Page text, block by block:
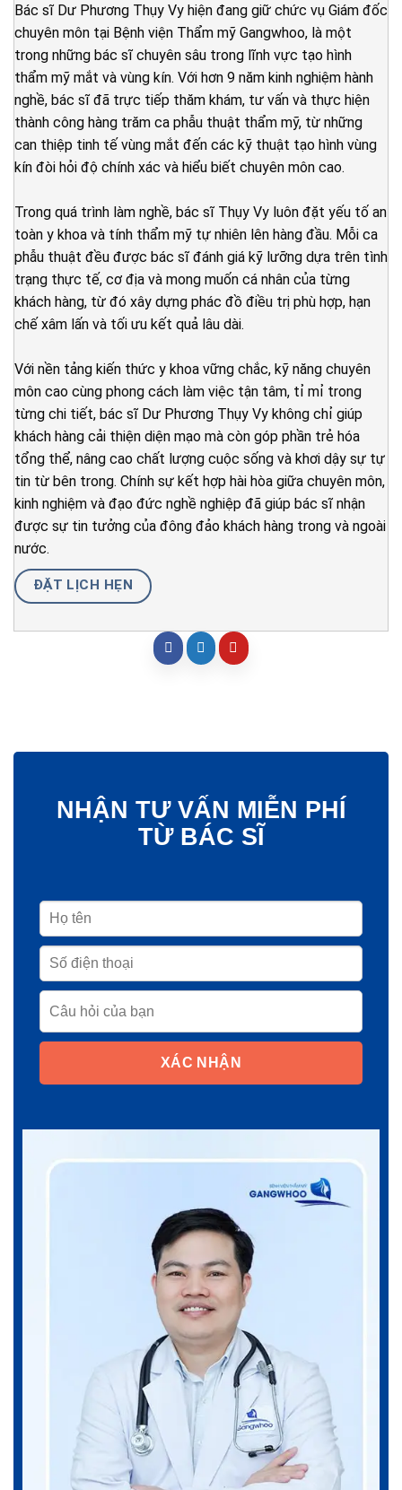
Bác sĩ Dư Phương Thụy Vy hiện đang giữ chức vụ Giám đốc
chuyên môn tại Bệnh viện Thẩm mỹ Gangwhoo, là một
trong những bác sĩ chuyên sâu trong lĩnh vực tạo hình
thẩm mỹ mắt và vùng kín. Với hơn 9 năm kinh nghiệm hành
nghề, bác sĩ đã trực tiếp thăm khám, tư vấn và thực hiện
thành công hàng trăm ca phẫu thuật thẩm mỹ, từ những
can thiệp tinh tế vùng mắt đến các kỹ thuật tạo hình vùng
kín đòi hỏi độ chính xác và hiểu biết chuyên môn cao.
Trong quá trình làm nghề, bác sĩ Thụy Vy luôn đặt yếu tố an
toàn y khoa và tính thẩm mỹ tự nhiên lên hàng đầu. Mỗi ca
phẫu thuật đều được bác sĩ đánh giá kỹ lưỡng dựa trên tình
trạng thực tế, cơ địa và mong muốn cá nhân của từng
khách hàng, từ đó xây dựng phác đồ điều trị phù hợp, hạn
chế xâm lấn và tối ưu kết quả lâu dài.
Với nền tảng kiến thức y khoa vững chắc, kỹ năng chuyên
môn cao cùng phong cách làm việc tận tâm, tỉ mỉ trong
từng chi tiết, bác sĩ Dư Phương Thụy Vy không chỉ giúp
khách hàng cải thiện diện mạo mà còn góp phần trẻ hóa
tổng thể, nâng cao chất lượng cuộc sống và khơi dậy sự tự
tin từ bên trong. Chính sự kết hợp hài hòa giữa chuyên môn,
kinh nghiệm và đạo đức nghề nghiệp đã giúp bác sĩ nhận
được sự tin tưởng của đông đảo khách hàng trong và ngoài
nước.
ĐẶT LỊCH HẸN
NHẬN TƯ VẤN MIỄN PHÍ
TỪ BÁC SĨ
XÁC NHẬN